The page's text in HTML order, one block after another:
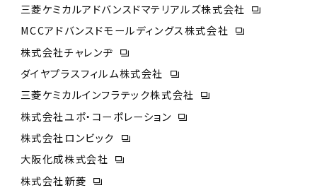
MCCアドバンスドモールディングス株式会社
三菱ケミカルアドバンスドマテリアルズ株式会社
株式会社チャレンヂ
ダイヤプラスフィルム株式会社
三菱ケミカルインフラテック株式会社
株式会社ユポ・コーポレーション
株式会社ロンビック
大阪化成株式会社
株式会社新菱